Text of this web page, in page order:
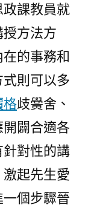
課教員就
方法方
的事務和
則可以多
格歧黌舍、
闢合適各
對性的講
起先生愛
個步驟晉